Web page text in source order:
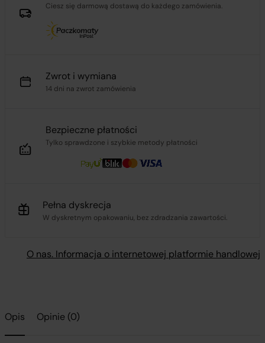
Ciesz się darmową dostawą do każdego zamówienia.
Zwrot i wymiana
14 dni na zwrot zamówienia
Bezpieczne płatności
Tylko sprawdzone i szybkie metody płatności
Pełna dyskrecja
W dyskretnym opakowaniu, bez zdradzania zawartości.
O nas. Informacja o internetowej platformie handlowej
Opis Opinie (0)